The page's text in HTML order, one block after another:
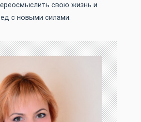
свою жизнь и
с новыми силами.